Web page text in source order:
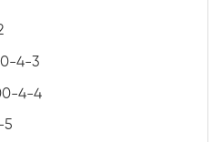
4-3
4-4
5